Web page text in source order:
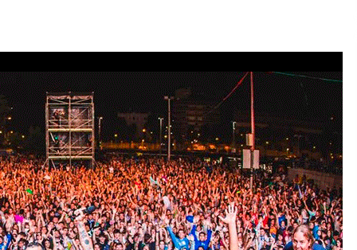
Martxa ospatuko da
2026/07/07
SOINUGELA: Paul McCartney eta
Ringo Starr-en lan berriak
2026/07/03